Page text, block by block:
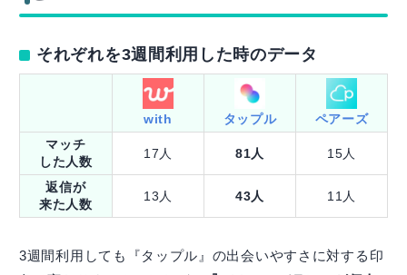
それぞれを3週間利用した時のデータ
with タップル
ペアーズ
マッチ
した人数
17人 81人 15人
返信が
来た人数
13人 43人 11人
3週間利用しても『タップル』の出会いやすさに対する印